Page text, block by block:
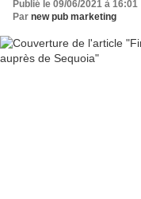
Publié le 09/06/2021 à 16:01
Par new pub marketing